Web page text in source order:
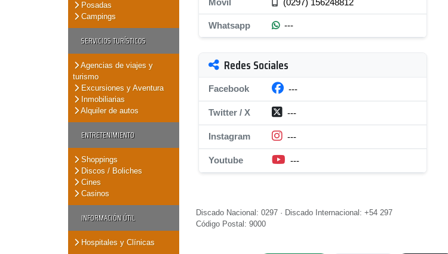
Posadas
Campings
SERVICIOS TURÍSTICOS
Agencias de viajes y
turismo
Excursiones y Aventura
Inmobiliarias
Alquiler de autos
ENTRETENIMIENTO
Shoppings
Discos / Boliches
Cines
Casinos
INFORMACIÓN ÚTIL
Hospitales y Clínicas
Movil (0297) 156248812
Whatsapp ---
Redes Sociales
Facebook ---
Twitter / X ---
Instagram ---
Youtube ---
Discado Nacional: 0297 · Discado Internacional: +54 297
Código Postal: 9000